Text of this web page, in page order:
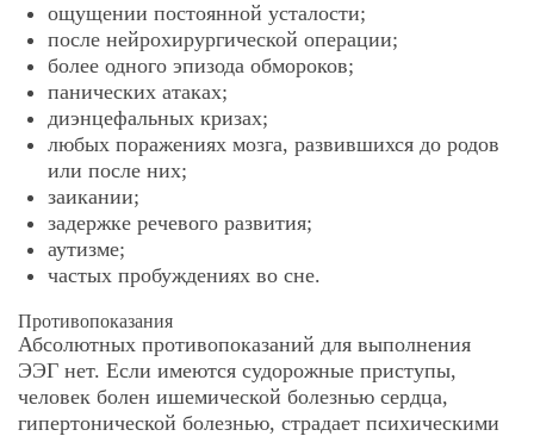
ощущении постоянной усталости;
после нейрохирургической операции;
более одного эпизода обмороков;
панических атаках;
диэнцефальных кризах;
любых поражениях мозга, развившихся до родов
или после них;
заикании;
задержке речевого развития;
аутизме;
частых пробуждениях во сне.
Противопоказания
Абсолютных противопоказаний для выполнения
ЭЭГ нет. Если имеются судорожные приступы,
человек болен ишемической болезнью сердца,
гипертонической болезнью, страдает психическими